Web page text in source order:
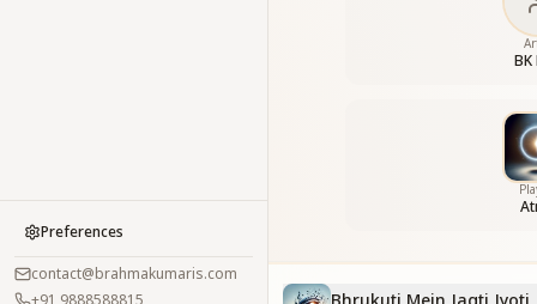
Preferences
contact@brahmakumaris.com
+91 9888588815
BK
Bhrukuti Mein Jagti Jyoti